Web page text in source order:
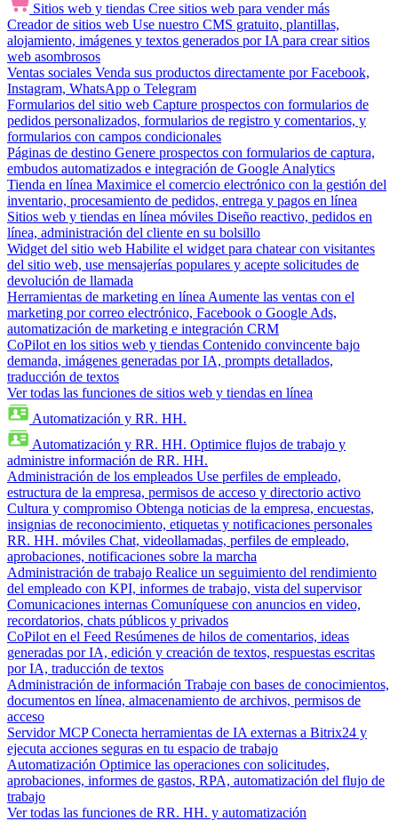
Sitios web y tiendas Cree sitios web para vender más
Creador de sitios web Use nuestro CMS gratuito, plantillas,
alojamiento, imágenes y textos generados por IA para crear sitios
web asombrosos
Ventas sociales Venda sus productos directamente por Facebook,
Instagram, WhatsApp o Telegram
Formularios del sitio web Capture prospectos con formularios de
pedidos personalizados, formularios de registro y comentarios, y
formularios con campos condicionales
Páginas de destino Genere prospectos con formularios de captura,
embudos automatizados e integración de Google Analytics
Tienda en línea Maximice el comercio electrónico con la gestión del
inventario, procesamiento de pedidos, entrega y pagos en línea
Sitios web y tiendas en línea móviles Diseño reactivo, pedidos en
línea, administración del cliente en su bolsillo
Widget del sitio web Habilite el widget para chatear con visitantes
del sitio web, use mensajerías populares y acepte solicitudes de
devolución de llamada
Herramientas de marketing en línea Aumente las ventas con el
marketing por correo electrónico, Facebook o Google Ads,
automatización de marketing e integración CRM
CoPilot en los sitios web y tiendas Contenido convincente bajo
demanda, imágenes generadas por IA, prompts detallados,
traducción de textos
Ver todas las funciones de sitios web y tiendas en línea
Automatización y RR. HH.
Automatización y RR. HH. Optimice flujos de trabajo y
administre información de RR. HH.
Administración de los empleados Use perfiles de empleado,
estructura de la empresa, permisos de acceso y directorio activo
Cultura y compromiso Obtenga noticias de la empresa, encuestas,
insignias de reconocimiento, etiquetas y notificaciones personales
RR. HH. móviles Chat, videollamadas, perfiles de empleado,
aprobaciones, notificaciones sobre la marcha
Administración de trabajo Realice un seguimiento del rendimiento
del empleado con KPI, informes de trabajo, vista del supervisor
Comunicaciones internas Comuníquese con anuncios en video,
recordatorios, chats públicos y privados
CoPilot en el Feed Resúmenes de hilos de comentarios, ideas
generadas por IA, edición y creación de textos, respuestas escritas
por IA, traducción de textos
Administración de información Trabaje con bases de conocimientos,
documentos en línea, almacenamiento de archivos, permisos de
acceso
Servidor MCP Conecta herramientas de IA externas a Bitrix24 y
ejecuta acciones seguras en tu espacio de trabajo
Automatización Optimice las operaciones con solicitudes,
aprobaciones, informes de gastos, RPA, automatización del flujo de
trabajo
Ver todas las funciones de RR. HH. y automatización